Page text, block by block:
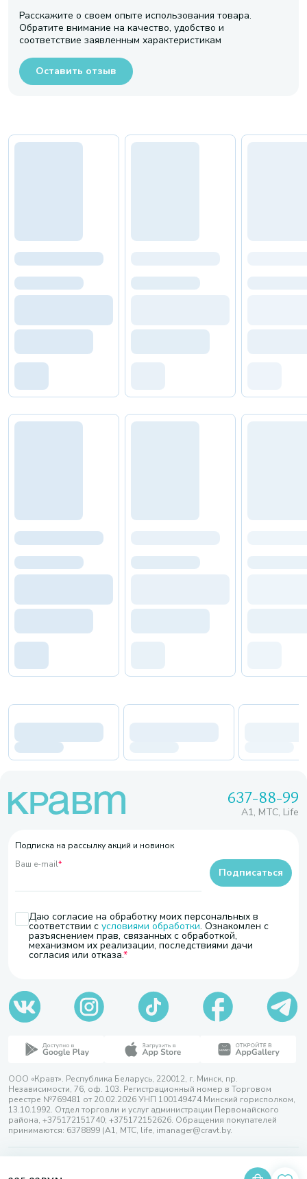
Расскажите о своем опыте использования товара.
Обратите внимание на качество, удобство и
соответствие заявленным характеристикам
Оставить отзыв
637-88-99
A1, МТС, Life
Подписка на рассылку акций и новинок
Ваш e-mail*
Даю согласие на обработку моих персональных в
соответствии с условиями обработки. Ознакомлен с
разъяснением прав, связанных с обработкой,
механизмом их реализации, последствиями дачи
согласия или отказа.
Подписаться
ООО «Кравт». Республика Беларусь, 220012, г. Минск, пр.
Независимости, 76, оф. 103. Регистрационный номер в Торговом
реестре №769481 от 20.02.2026 УНП 100149474 Минский горисполком,
13.10.1992. Отдел торговли и услуг администрации Первомайского
района, +375172151740; +375172152626. Обращения покупателей
принимаются: 6378899 (А1, МТС, life, imanager@cravt.by.